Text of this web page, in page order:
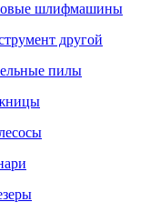
шлифмашины
другой
пилы